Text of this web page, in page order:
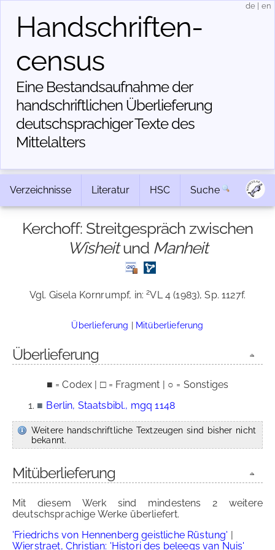
Handschriften­
census
Eine Bestandsaufnahme der
handschriftlichen Über­lieferung
deutschsprachiger Texte des
Mittelalters
de en
Verzeichnisse Literatur HSC Suche
Kerchoff: Streitgespräch zwischen
Wîsheitund Manheit
Vgl. Gisela Kornrumpf, in:2VL 4 (1983), Sp. 1127f.
Überlieferung | Mitüberlieferung
Überlieferung
■ = Codex | □ = Fragment | ○ = Sonstiges
■ Berlin, Staatsbibl., mgq 1148
Weitere handschriftliche Textzeugen sind bisher nicht
bekannt.
Mitüberlieferung
Mit diesem Werk sind mindestens 2 weitere
deutschsprachige Werke überliefert.
'Friedrichs von Hennenberg geistliche Rüstung' |
Wierstraet, Christian: 'Histori des beleegs van Nuis'